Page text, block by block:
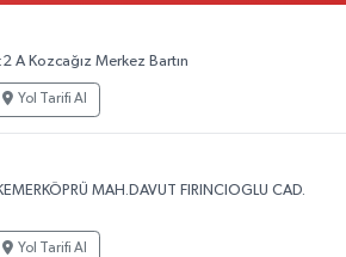
A Kozcağız Merkez Bartın
Yol Tarifi Al
MAH.DAVUT FIRINCIOGLU CAD.
Yol Tarifi Al